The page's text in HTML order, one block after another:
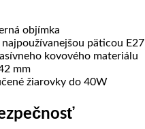
objímka
najpoužívanejšou päticou E27
kovového materiálu
mm
žiarovky do 40W